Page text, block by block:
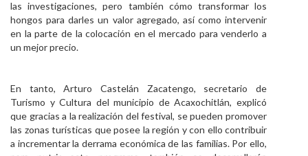
las investigaciones, pero también cómo transformar los
hongos para darles un valor agregado, así como intervenir
en la parte de la colocación en el mercado para venderlo a
un mejor precio.
En tanto, Arturo Castelán Zacatengo, secretario de
Turismo y Cultura del municipio de Acaxochitlán, explicó
que gracias a la realización del festival, se pueden promover
las zonas turísticas que posee la región y con ello contribuir
a incrementar la derrama económica de las familias. Por ello,